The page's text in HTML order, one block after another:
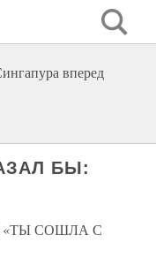
вперед
БЫ:
«ТЫ СОШЛА С